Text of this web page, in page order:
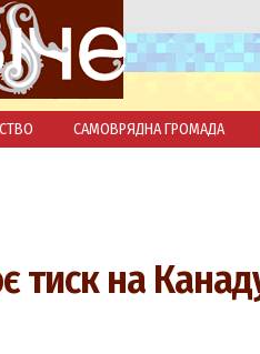
САМОВРЯДНА ГРОМАДА
тиск на